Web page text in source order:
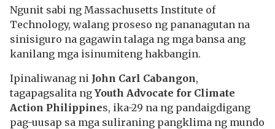
Ngunit sabi ng Massachusetts Institute of
Technology, walang proseso ng pananagutan na
sinisiguro na gagawin talaga ng mga bansa ang
kanilang mga isinumiteng hakbangin.
Ipinaliwanag ni John Carl Cabangon,
tagapagsalita ng Youth Advocate for Climate
Action Philippines, ika-29 na ng pandaigdigang
pag-uusap sa mga suliraning pangklima ng mundo